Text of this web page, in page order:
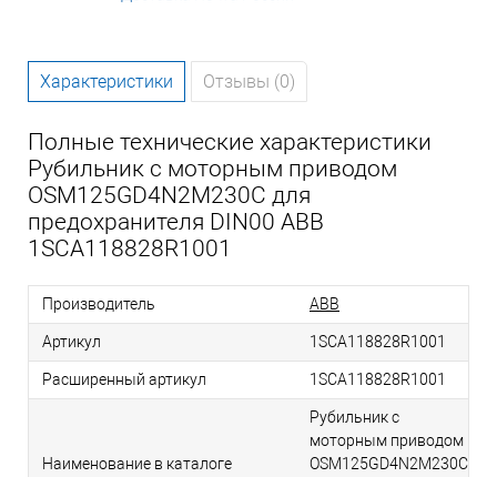
Характеристики Отзывы (0)
Полные технические характеристики
Рубильник с моторным приводом
OSM125GD4N2M230C для
предохранителя DIN00 ABB
1SCA118828R1001
Производитель ABB
Артикул 1SCA118828R1001
Расширенный артикул 1SCA118828R1001
Наименование в каталоге
Рубильник с
моторным приводом
OSM125GD4N2M230C